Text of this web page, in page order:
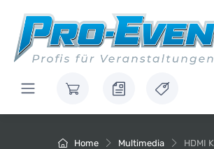
Home Multimedia HDMI